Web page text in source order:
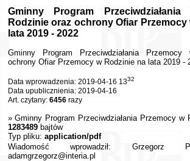
Gminny Program
Rodzinie oraz ochrony Ofiar
lata 2019 - 2022
Gminny Program Przeciwdziałania
ochrony Ofiar Przemocy w Rodzinie na lata 2019 -
Data wprowadzenia: 2019-04-16 1332
Data upublicznienia: 2019-04-16
Art. czytany: 6456razy
»Gminny Program Przeciwdziałania Przemocy w
1283489bajtów
Typ pliku: application/pdf
Wiadomość wprowadził: Grzegorz
adamgrzegorz@interia.pl